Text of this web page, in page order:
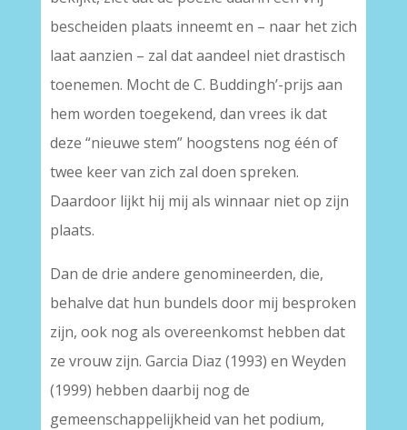
bescheiden plaats inneemt en – naar het zich
laat aanzien – zal dat aandeel niet drastisch
toenemen. Mocht de C. Buddingh’-prijs aan
hem worden toegekend, dan vrees ik dat
deze “nieuwe stem” hoogstens nog één of
twee keer van zich zal doen spreken.
Daardoor lijkt hij mij als winnaar niet op zijn
plaats.
Dan de drie andere genomineerden, die,
behalve dat hun bundels door mij besproken
zijn, ook nog als overeenkomst hebben dat
ze vrouw zijn. Garcia Diaz (1993) en Weyden
(1999) hebben daarbij nog de
gemeenschappelijkheid van het podium,